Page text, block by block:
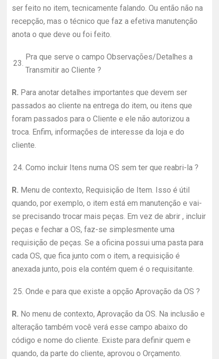
ser feito no item, tecnicamente falando. Ou então não na
recepção, mas o técnico que faz a efetiva manutenção
anota o que deve ou foi feito.
23.
Pra que serve o campo Observações/Detalhes a
Transmitir ao Cliente ?
R. Para anotar detalhes importantes que devem ser
passados ao cliente na entrega do item, ou itens que
foram passados para o Cliente e ele não autorizou a
troca. Enfim, informações de interesse da loja e do
cliente.
24. Como incluir Itens numa OS sem ter que reabri-la ?
R. Menu de contexto, Requisição de Item. Isso é útil
quando, por exemplo, o item está em manutenção e vai-
se precisando trocar mais peças. Em vez de abrir , incluir
peças e fechar a OS, faz-se simplesmente uma
requisição de peças. Se a oficina possui uma pasta para
cada OS, que fica junto com o item, a requisição é
anexada junto, pois ela contém quem é o requisitante.
25. Onde e para que existe a opção Aprovação da OS ?
R. No menu de contexto, Aprovação da OS. Na inclusão e
alteração também você verá esse campo abaixo do
código e nome do cliente. Existe para definir quem e
quando, da parte do cliente, aprovou o Orçamento.